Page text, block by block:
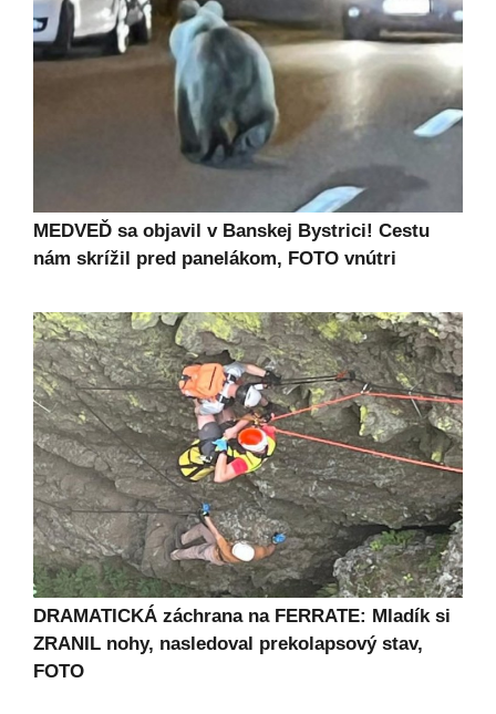
MEDVEĎ sa objavil v Banskej Bystrici! Cestu
nám skrížil pred panelákom, FOTO vnútri
DRAMATICKÁ záchrana na FERRATE: Mladík si
ZRANIL nohy, nasledoval prekolapsový stav,
FOTO